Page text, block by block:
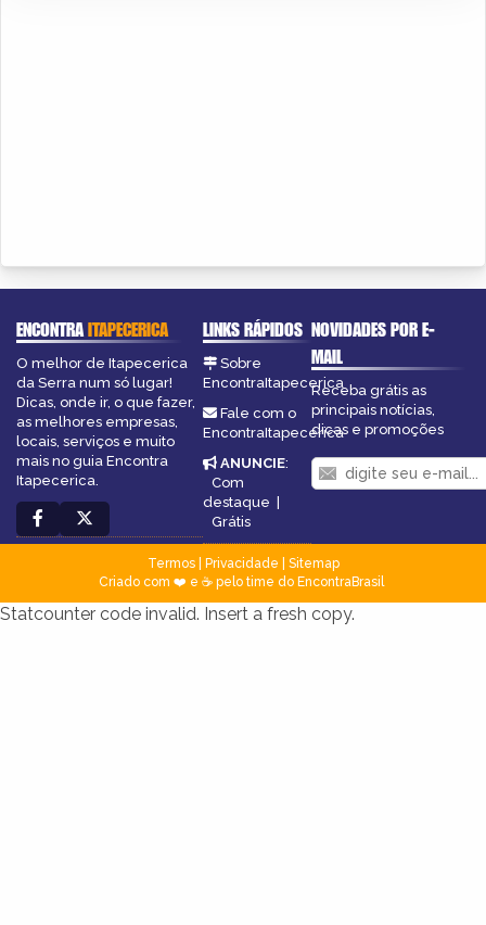
ENCONTRAITAPECERICA
O melhor de Itapecerica
da Serra num só lugar!
Dicas, onde ir, o que fazer,
as melhores empresas,
locais, serviços e muito
mais no guia Encontra
Itapecerica.
LINKS RÁPIDOS
Sobre
EncontraItapecerica
Fale com o
EncontraItapecerica
ANUNCIE:
Com
destaque |
Grátis
NOVIDADES POR E-
MAIL
Receba grátis as
principais notícias,
dicas e promoções
Termos| Privacidade
Sitemap
Criado com ❤️ e ☕ pelo time do EncontraBrasil
Statcounter code invalid. Insert a fresh copy.